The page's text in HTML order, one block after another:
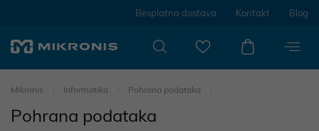
Besplatna dostava Kontakt Blog
Mikronis Informatika Pohrana podataka
Pohrana podataka